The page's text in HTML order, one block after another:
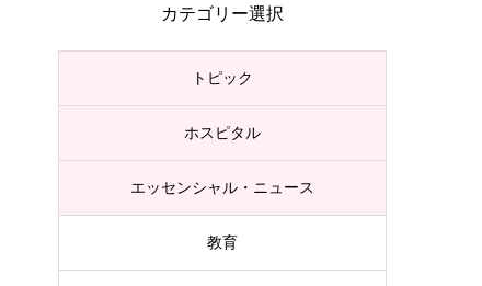
カテゴリー選択
トピック
ホスピタル
エッセンシャル・ニュース
教育